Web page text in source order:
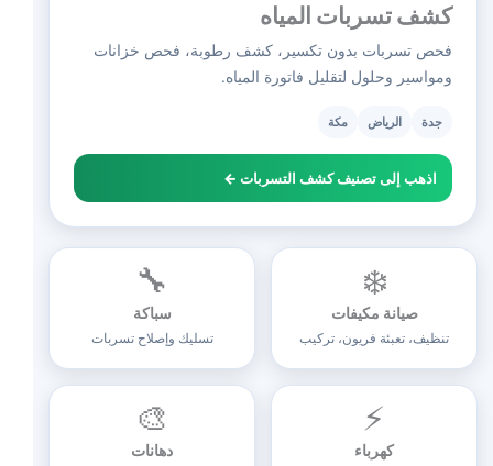
كشف تسربات المياه
فحص تسربات بدون تكسير، كشف رطوبة، فحص خزانات
ومواسير وحلول لتقليل فاتورة المياه.
جدة الرياض مكة
اذهب إلى تصنيف كشف التسربات ←
❄️
صيانة مكيفات
تنظيف، تعبئة فريون، تركيب
🔧
سباكة
تسليك وإصلاح تسربات
⚡
كهرباء
🎨
دهانات